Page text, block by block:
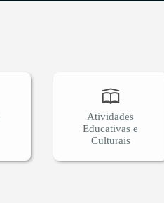
Atividades
Educativas e
Culturais